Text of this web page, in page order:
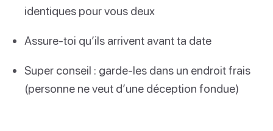
identiques pour vous deux
Assure-toi qu’ils arrivent avant ta date
Super conseil : garde-les dans un endroit frais
(personne ne veut d’une déception fondue)